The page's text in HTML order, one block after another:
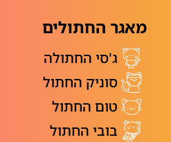
מאגר החתולים
ג'סי החתולה
סוניק החתול
טום החתול
בובי החתול